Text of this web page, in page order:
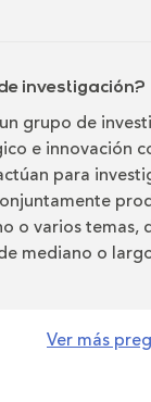
investigación?
grupo de
e innovación
para
o varios temas,
mediano o
Ver más